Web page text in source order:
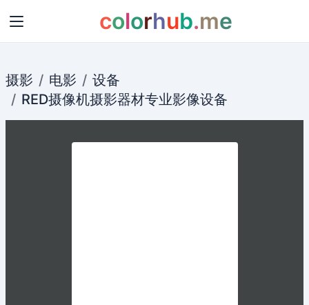
colorhub.me
摄影 电影
设备
RED摄像机摄影器材专业影像设备